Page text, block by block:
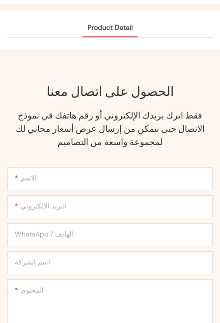
Product Detail
الحصول على اتصال معنا
فقط اترك بريدك الإلكتروني أو رقم هاتفك في نموذج
الاتصال حتى نتمكن من إرسال عرض أسعار مجاني لك
لمجموعة واسعة من التصاميم
الاسم
البريد الإلكتروني
WhatsApp / الهاتف
اسم الشركة
المحتوى